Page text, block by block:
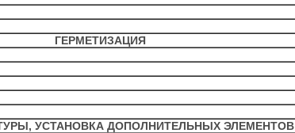
ГЕРМЕТИЗАЦИЯ
УСТАНОВКА ДОПОЛНИТЕЛЬНЫХ ЭЛЕМЕНТОВ